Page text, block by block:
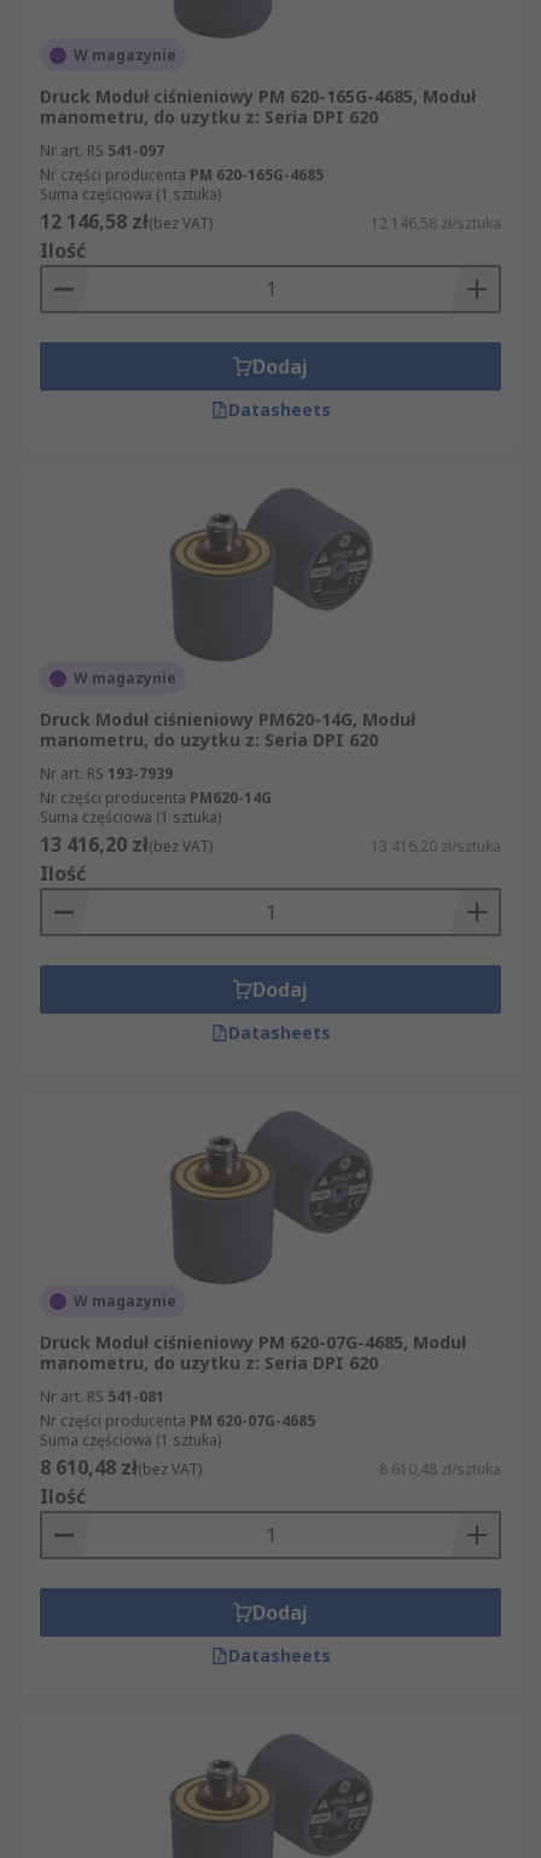
W magazynie
Druck Moduł ciśnieniowy PM 620-165G-4685, Moduł
manometru, do uzytku z: Seria DPI 620
Nr art. RS 541-097
Nr części producenta PM 620-165G-4685
Suma częściowa (1 sztuka)
12 146,58 zł(bez VAT) 12 146,58 zł/sztuka
Ilość
Dodaj
Datasheets
W magazynie
Druck Moduł ciśnieniowy PM620-14G, Moduł
manometru, do uzytku z: Seria DPI 620
Nr art. RS 193-7939
Nr części producenta PM620-14G
Suma częściowa (1 sztuka)
13 416,20 zł(bez VAT) 13 416,20 zł/sztuka
Ilość
Dodaj
Datasheets
W magazynie
Druck Moduł ciśnieniowy PM 620-07G-4685, Moduł
manometru, do uzytku z: Seria DPI 620
Nr art. RS 541-081
Nr części producenta PM 620-07G-4685
Suma częściowa (1 sztuka)
8 610,48 zł(bez VAT) 8 610,48 zł/sztuka
Ilość
Dodaj
Datasheets